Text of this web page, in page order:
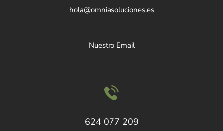
hola@omniasoluciones.es
Nuestro Email
624 077 209